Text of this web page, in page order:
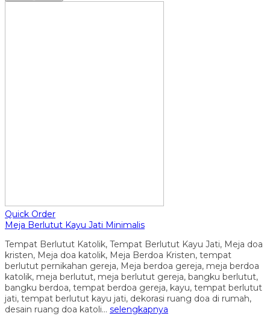
Quick Order
Meja Berlutut Kayu Jati Minimalis
Tempat Berlutut Katolik, Tempat Berlutut Kayu Jati, Meja doa
kristen, Meja doa katolik, Meja Berdoa Kristen, tempat
berlutut pernikahan gereja, Meja berdoa gereja, meja berdoa
katolik, meja berlutut, meja berlutut gereja, bangku berlutut,
bangku berdoa, tempat berdoa gereja, kayu, tempat berlutut
jati, tempat berlutut kayu jati, dekorasi ruang doa di rumah,
desain ruang doa katoli… selengkapnya